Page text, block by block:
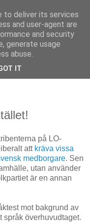
ett
på LO-
att kräva vissa
medborgare. Sen
utan använder
är en annan
mot bakgrund av
språk överhuvudtaget.
to deliver its services
and user-agent are
and security
generate usage
abuse.
IT